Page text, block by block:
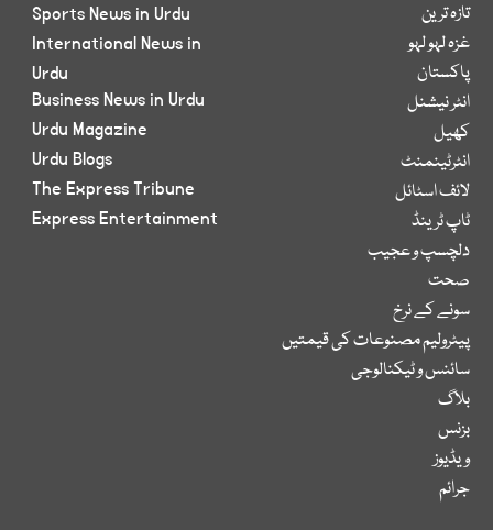
تازہ ترین
غزہ لہو لہو
پاکستان
انٹر نیشنل
کھیل
انٹرٹینمنٹ
لائف اسٹائل
ٹاپ ٹرینڈ
دلچسپ و عجیب
صحت
سونے کے نرخ
پیٹرولیم مصنوعات کی قیمتیں
سائنس و ٹیکنالوجی
بلاگ
بزنس
ویڈیوز
جرائم
Sports News in Urdu
International News in
Urdu
Business News in Urdu
Urdu Magazine
Urdu Blogs
The Express Tribune
Express Entertainment